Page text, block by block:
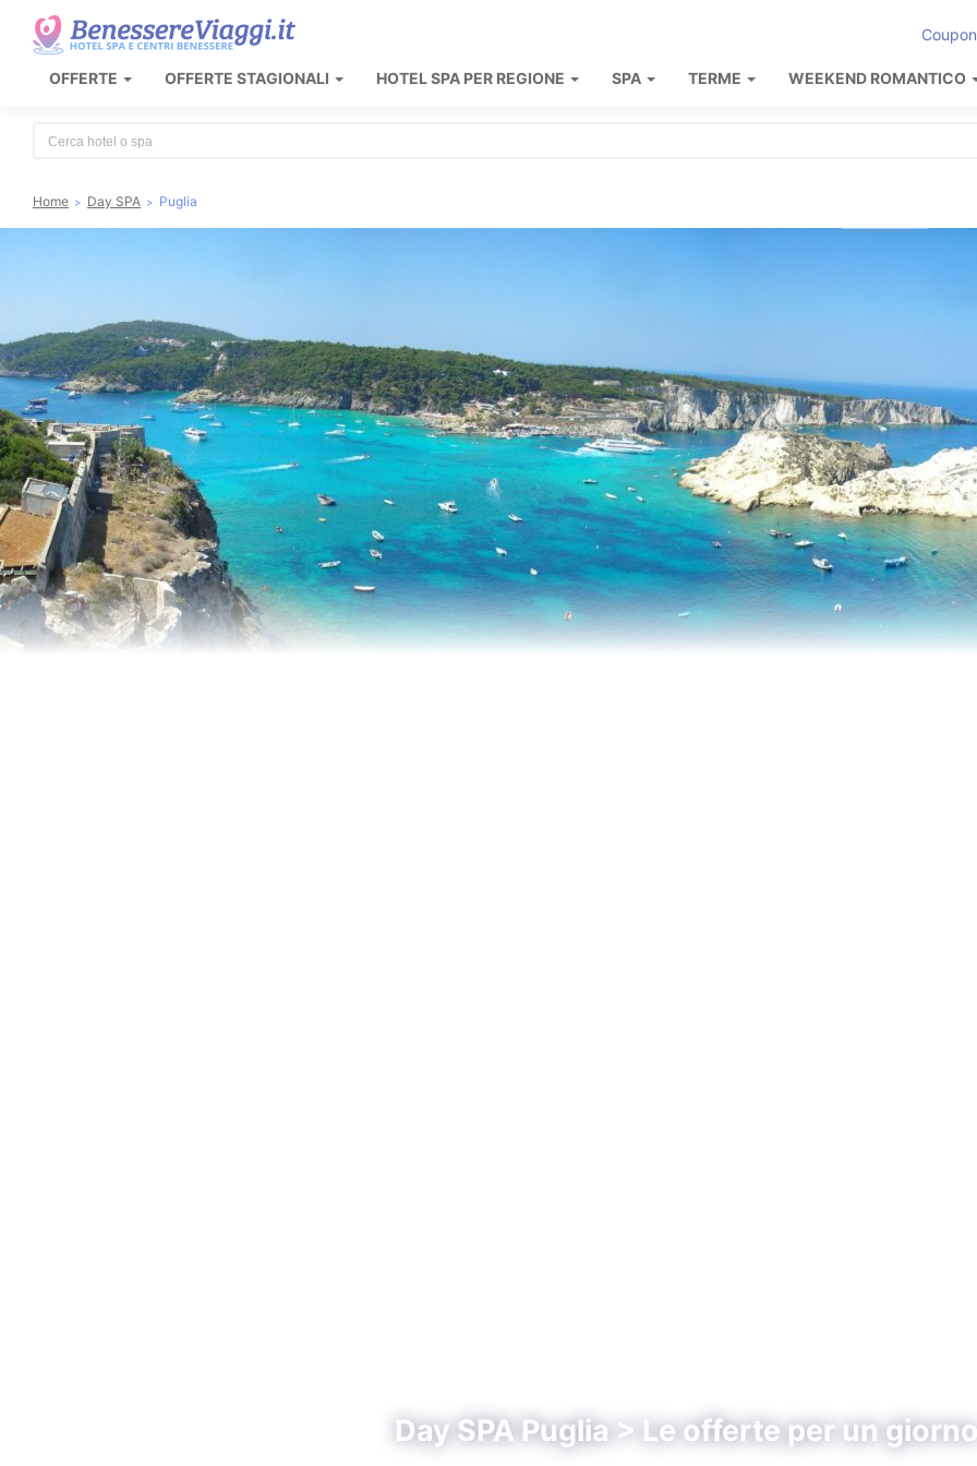
OFFERTE OFFERTE STAGIONALI HOTEL SPA PER REGIONE SPA TERME WEEKEND ROMANTICO
Home Day SPA Puglia
Day SPA Puglia > Le offerte per un